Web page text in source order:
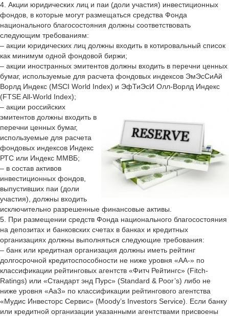
4. Акции юридических лиц и паи (доли участия) инвестиционных
фондов, в которые могут размещаться средства Фонда
национального благосостояния должны соответствовать
следующим требованиям:
– акции юридических лиц должны входить в котировальный список
как минимум одной фондовой биржи;
– акции иностранных эмитентов должны входить в перечни ценных
бумаг, используемые для расчета фондовых индексов ЭмЭсСиАй
Ворлд Индекс (MSCI World Index) и ЭфТиЭсИ Олл-Ворлд Индекс
(FTSE All-World Index);
– акции российских
эмитентов должны входить в
перечни ценных бумаг,
используемые для расчета
фондовых индексов Индекс
РТС или Индекс ММВБ;
– в состав активов
инвестиционных фондов,
выпустивших паи (доли
участия), должны входить
исключительно разрешенные финансовые активы.
5. При размещении средств Фонда национального благосостояния
на депозитах и банковских счетах в банках и кредитных
организациях должны выполняться следующие требования:
– банк или кредитная организация должны иметь рейтинг
долгосрочной кредитоспособности не ниже уровня «АА-» по
классификации рейтинговых агентств «Фитч Рейтингс» (Fitch-
Ratings) или «Стандарт энд Пурс» (Standard & Poor’s) либо не
ниже уровня «Аа3» по классификации рейтингового агентства
«Мудис Инвесторс Сервис» (Moody’s Investors Service). Если банку
или кредитной организации указанными агентствами присвоены